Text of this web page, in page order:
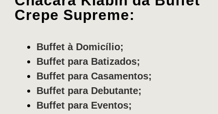
Crepe Supreme:
Buffet à Domicílio;
Buffet para Batizados;
Buffet para Casamentos;
Buffet para Debutante;
Buffet para Eventos;